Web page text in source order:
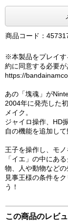
商品コード：
※本製品をプレイす
約に同意する必要
https://
あの「塊魂」が
2004年に発売した
メイク。
ジャイロ操作、HD
自の機能を追加して
王子を操作し、モ
「イエ」の中にあ
物、人や動物などの
見事王様の条件を
う！
この商品のレビ